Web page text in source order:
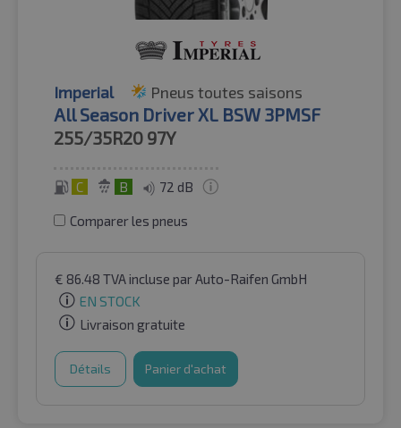
Imperial Pneus toutes saisons
All Season Driver XL BSW 3PMSF
255/35R20 97Y
C B 72 dB
Comparer les pneus
€ 86.48 TVA incluse par Auto-Raifen GmbH
EN STOCK
Livraison gratuite
Détails Panier d'achat